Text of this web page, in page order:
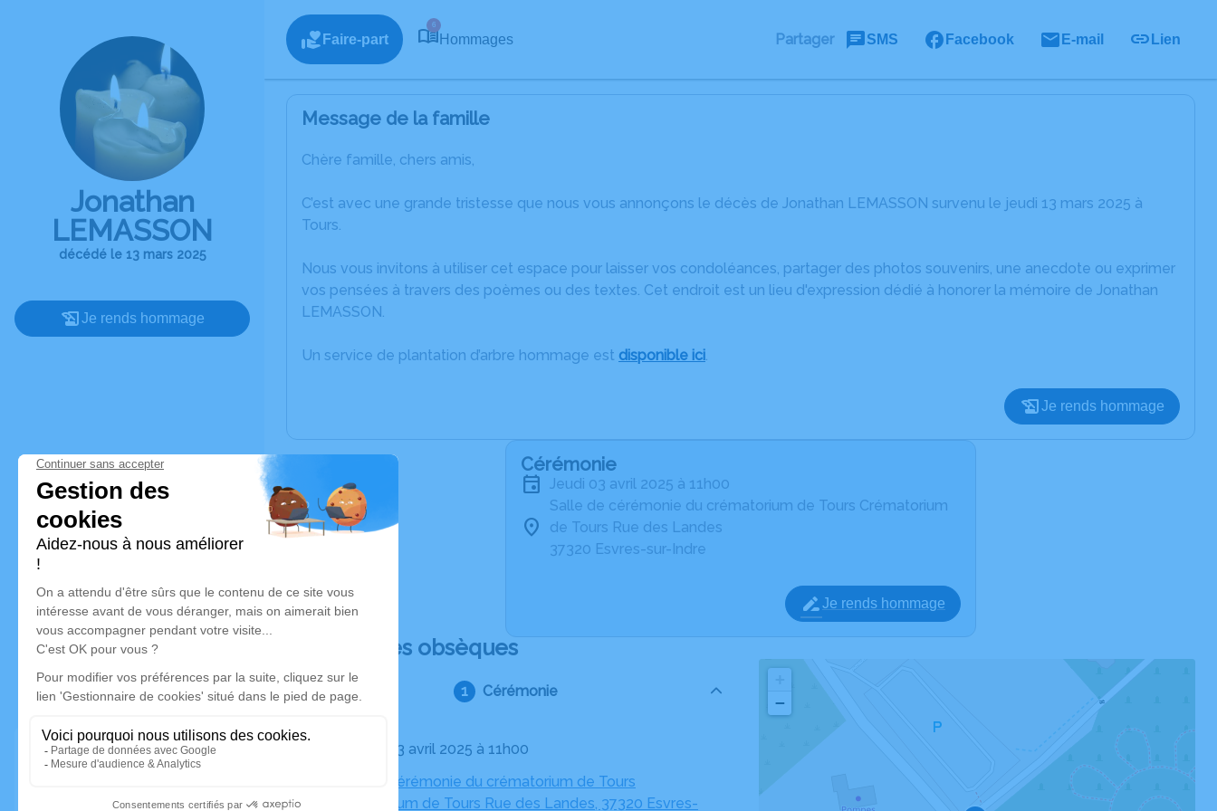
Jonathan
LEMASSON
décédé le 13 mars 2025
Je rends hommage
Faire-part
6
Hommages Partager SMS Facebook E-mail Lien
Message de la famille
Chère famille, chers amis,
C’est avec une grande tristesse que nous vous annonçons le décès de Jonathan LEMASSON survenu le jeudi 13 mars 2025 à
Tours.
Nous vous invitons à utiliser cet espace pour laisser vos condoléances, partager des photos souvenirs, une anecdote ou exprimer
vos pensées à travers des poèmes ou des textes. Cet endroit est un lieu d'expression dédié à honorer la mémoire de Jonathan
LEMASSON.
Un service de plantation d’arbre hommage est disponible ici.
Je rends hommage
Cérémonie
jeudi 03 avril 2025 à 11h00
Salle de cérémonie du crématorium de Tours Crématorium
de Tours Rue des Landes
37320 Esvres-sur-Indre
Je rends hommage
Déroulé des obsèques
Cérémonie
Le jeudi 03 avril 2025 à 11h00
Salle de cérémonie du crématorium de Tours
Crématorium de Tours Rue des Landes, 37320 Esvres-
−